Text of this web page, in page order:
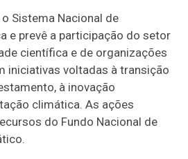
Sistema Nacional de
e prevê a participação do setor
científica e de organizações
iniciativas voltadas à transição
à inovação
climática. As ações
do Fundo Nacional de